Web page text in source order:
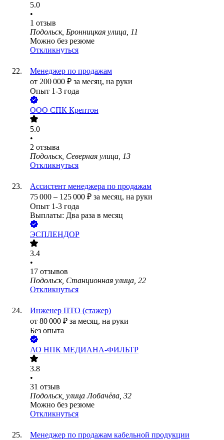
5.0
•
1 отзыв
Подольск, Бронницкая улица, 11
Можно без резюме
Откликнуться
Менеджер по продажам
от 200 000 ₽ за месяц, на руки
Опыт 1-3 года
ООО СПК Крептон
5.0
•
2 отзыва
Подольск, Северная улица, 13
Откликнуться
Ассистент менеджера по продажам
75 000 – 125 000 ₽ за месяц, на руки
Опыт 1-3 года
Выплаты: Два раза в месяц
ЭСПЛЕНДОР
3.4
•
17 отзывов
Подольск, Станционная улица, 22
Откликнуться
Инженер ПТО (стажер)
от 80 000 ₽ за месяц, на руки
Без опыта
АО НПК МЕДИАНА-ФИЛЬТР
3.8
•
31 отзыв
Подольск, улица Лобачёва, 32
Можно без резюме
Откликнуться
Менеджер по продажам кабельной продукции